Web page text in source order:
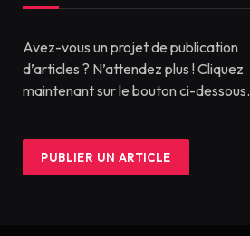
Avez-vous un projet de publication
d’articles ? N’attendez plus ! Cliquez
maintenant sur le bouton ci-dessous.
PUBLIER UN ARTICLE